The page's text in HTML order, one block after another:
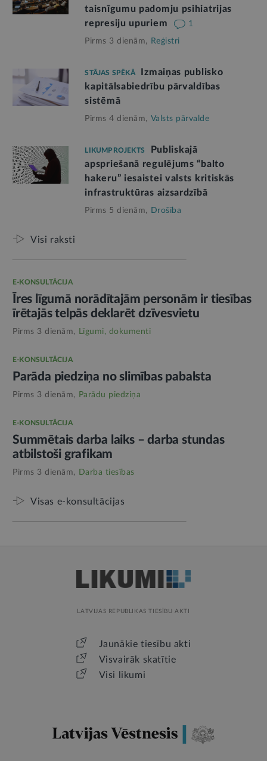
taisnīgumu padomju psihiatrijas
represiju upuriem
1
Pirms 3 dienām, Reģistri
STĀJAS SPĒKĀ
Izmaiņas publisko
kapitālsabiedrību pārvaldības
sistēmā
Pirms 4 dienām, Valsts pārvalde
LIKUMPROJEKTS
Publiskajā
apspriešanā regulējums “balto
hakeru” iesaistei valsts kritiskās
infrastruktūras aizsardzībā
Pirms 5 dienām, Drošība
Visi raksti
E-KONSULTĀCIJA
Īres līgumā norādītajām personām ir tiesības
īrētajās telpās deklarēt dzīvesvietu
Pirms 3 dienām, Līgumi, dokumenti
E-KONSULTĀCIJA
Parāda piedziņa no slimības pabalsta
Pirms 3 dienām, Parādu piedziņa
E-KONSULTĀCIJA
Summētais darba laiks – darba stundas
atbilstoši grafikam
Pirms 3 dienām, Darba tiesības
Visas e-konsultācijas
LATVIJAS REPUBLIKAS TIESĪBU AKTI
Jaunākie tiesību akti
Visvairāk skatītie
Visi likumi